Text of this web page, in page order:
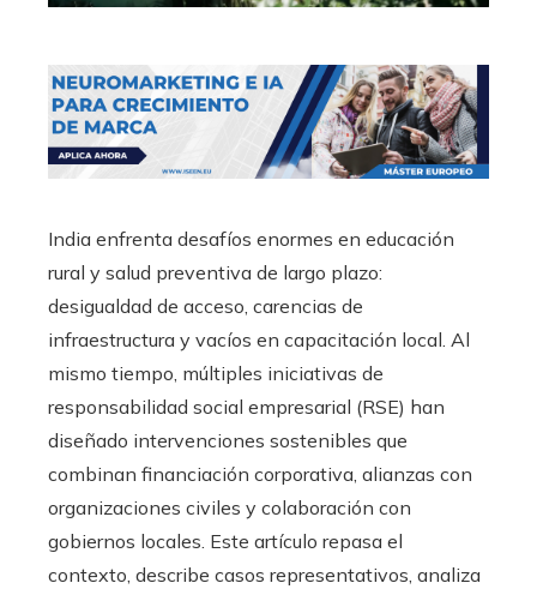
India enfrenta desafíos enormes en educación
rural y salud preventiva de largo plazo:
desigualdad de acceso, carencias de
infraestructura y vacíos en capacitación local. Al
mismo tiempo, múltiples iniciativas de
responsabilidad social empresarial (RSE) han
diseñado intervenciones sostenibles que
combinan financiación corporativa, alianzas con
organizaciones civiles y colaboración con
gobiernos locales. Este artículo repasa el
contexto, describe casos representativos, analiza